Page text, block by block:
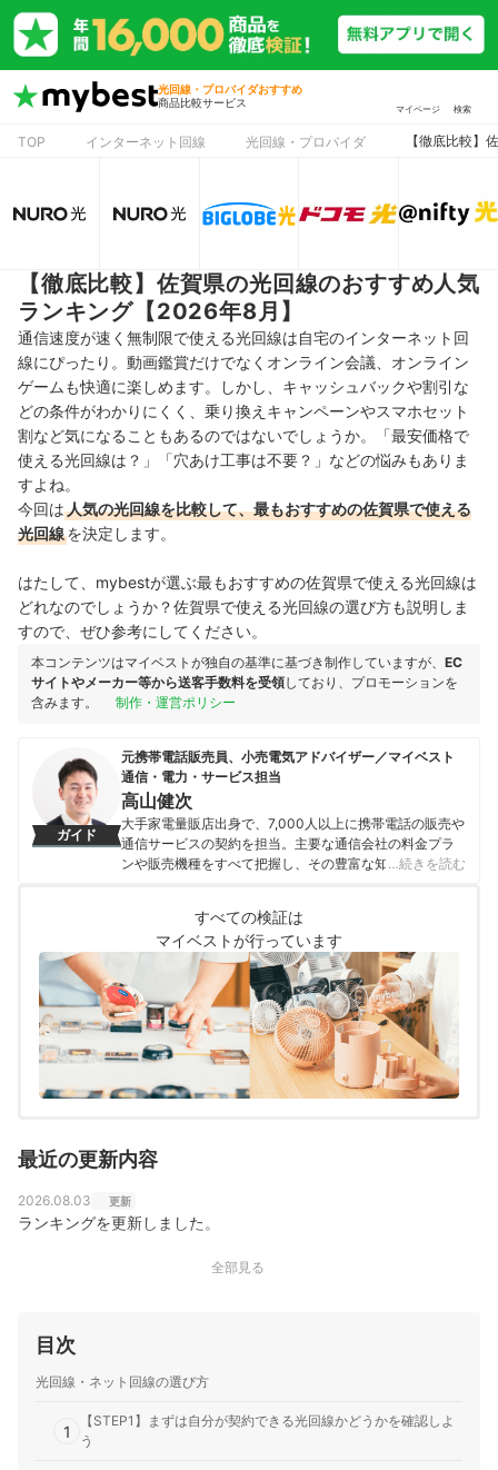
光回線・プロバイダおすすめ
商品比較サービス
マイページ 検索
TOP インターネット回線 光回線・プロバイダ 【徹底比較】
【徹底比較】佐賀県の光回線のおすすめ人気
ランキング【2026年8月】
通信速度が速く無制限で使える光回線は自宅のインターネット回
線にぴったり。動画鑑賞だけでなくオンライン会議、オンライン
ゲームも快適に楽しめます。しかし、キャッシュバックや割引な
どの条件がわかりにくく、乗り換えキャンペーンやスマホセット
割など気になることもあるのではないでしょうか。「最安価格で
使える光回線は？」「穴あけ工事は不要？」などの悩みもありま
すよね。
今回は人気の光回線を比較して、最もおすすめの佐賀県で使える
光回線を決定します。
はたして、mybestが選ぶ最もおすすめの佐賀県で使える光回線は
どれなのでしょうか？佐賀県で使える光回線の選び方も説明しま
すので、ぜひ参考にしてください。
本コンテンツはマイベストが独自の基準に基づき制作していますが、 EC
サイトやメーカー等から送客手数料を受領しており、プロモーションを
含みます。
制作・運営ポリシー
ガイド
元携帯電話販売員、小売電気アドバイザー／マイベスト
通信・電力・サービス担当
高山健次
大手家電量販店出身で、7,000人以上に携帯電話の販売や
通信サービスの契約を担当。主要な通信会社の料金プラ
ンや販売機種をすべて把握し、その豊富な知識で店舗販
ア・インターネットプロバイダーなどの通信会社を専門
に担当しており、格安SIMやホームルーターを実際に回線
契約し各社の料金プランや通信速度の比較を行うととも
に、モバイルだけでなく10社以上の戸建て・マンション
向けの光回線の通信速度・速度制限も調査している。 ま
た通信サービスだけでなく、ファイナンシャルプランナ
ーの視点含めて電気代など固定費支出見直しのガイドも
している。
高山健次のプロフィール
…続きを読む
すべての検証は
マイベストが行っています
最近の更新内容
2026.08.03 更新
ランキングを更新しました。
全部見る
目次
光回線・ネット回線の選び方
1
【STEP1】まずは自分が契約できる光回線かどうかを確認しよ
う